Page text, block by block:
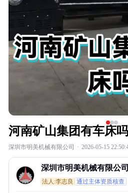
河南矿山集团有车床吗
深圳市明美机械有限公司 · 2026-05-15
深圳市明美机械有限公司
法人:李志良 通过主体资质核查